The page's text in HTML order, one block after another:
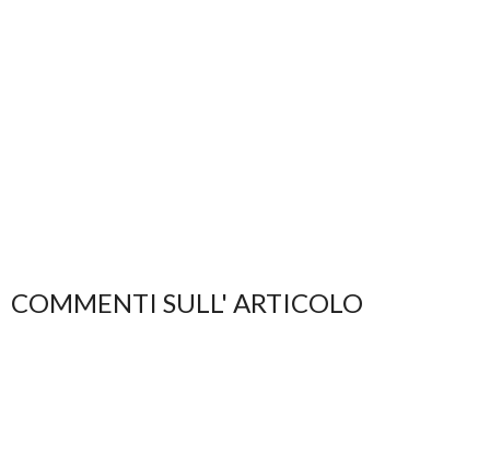
COMMENTI SULL' ARTICOLO